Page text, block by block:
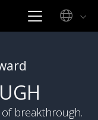
breakthrough.